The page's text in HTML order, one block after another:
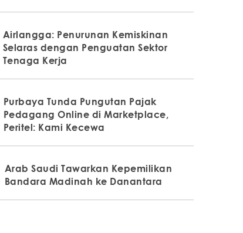
Airlangga: Penurunan Kemiskinan
Selaras dengan Penguatan Sektor
Tenaga Kerja
Purbaya Tunda Pungutan Pajak
Pedagang Online di Marketplace,
Peritel: Kami Kecewa
Arab Saudi Tawarkan Kepemilikan
Bandara Madinah ke Danantara